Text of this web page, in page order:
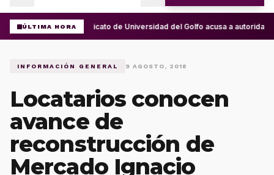
ÚLTIMA HORA Sindicato de Universidad del Golfo acusa a
INFORMACIÓN GENERAL 9 AGOSTO, 2018
Locatarios conocen
avance de
reconstrucción de
Mercado Ignacio